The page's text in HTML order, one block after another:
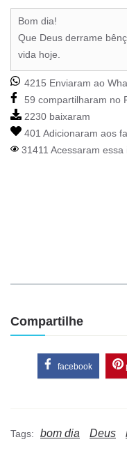
Bom dia!
Que Deus derrame
vida hoje.
4215 Enviaram ao
59 compartilharam no
2230 baixaram
401 Adicionaram aos
31411 Acessaram essa
Compartilhe
facebook
Tags: bom dia Deus